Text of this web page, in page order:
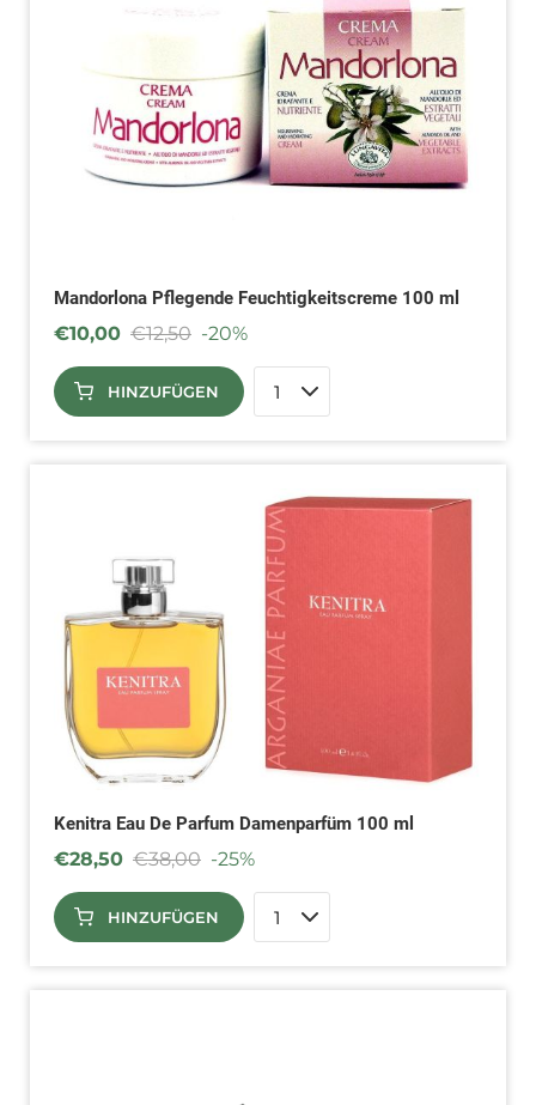
Mandorlona Pflegende Feuchtigkeitscreme 100 ml
€10,00 €12,50 -20%
HINZUFÜGEN
Kenitra Eau De Parfum Damenparfüm 100 ml
€28,50 €38,00 -25%
HINZUFÜGEN